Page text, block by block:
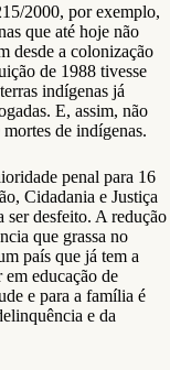
2000, por exemplo,
que até hoje não
desde a colonização
de 1988 tivesse
indígenas já
E, assim, não
de indígenas.
penal para 16
Cidadania e Justiça
ser desfeito. A redução
que grassa no
país que já tem a
educação de
e para a família é
e da